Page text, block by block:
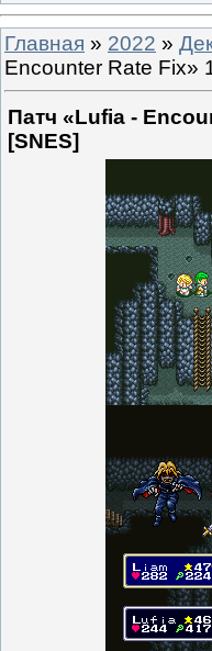
Главная » 2022 »
Encounter Rate Fix»
Патч «Lufia -
[SNES]